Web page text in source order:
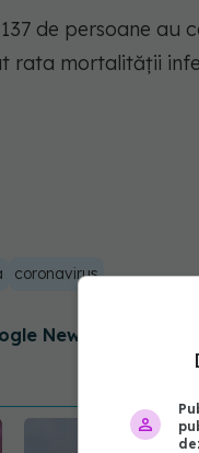
de persoane
rata mortalității
coronavirus
News -